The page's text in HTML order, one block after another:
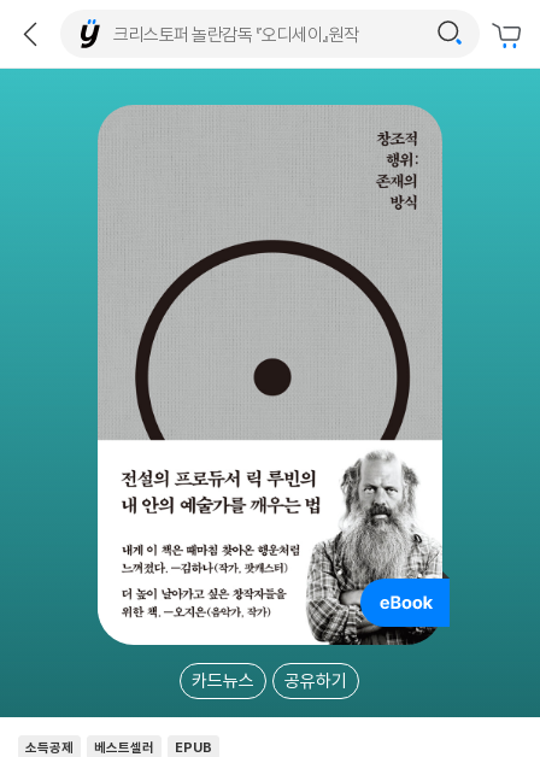
카드뉴스 공유하기
소득공제 베스트셀러 EPUB